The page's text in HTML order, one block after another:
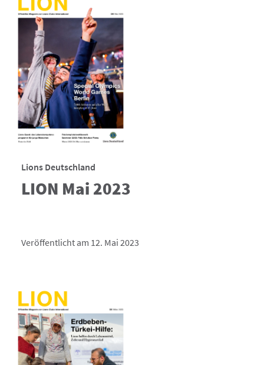
Lions Deutschland
LION Mai 2023
Veröffentlicht am 12. Mai 2023